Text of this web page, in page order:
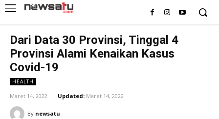
Dari Data 30 Provinsi, Tinggal 4
Provinsi Alami Kenaikan Kasus
Covid-19
HEALTH
Maret 14, 2022 Updated: Maret 14, 2022
By newsatu